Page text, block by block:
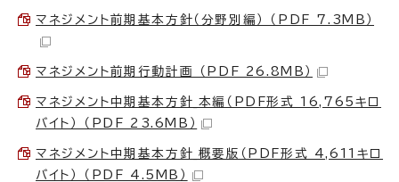
マネジメント前期基本方針（分野別編） （PDF 7.3MB）
マネジメント前期行動計画 （PDF 26.8MB）
マネジメント中期基本方針_本編（PDF形式 16,765キロ
バイト） （PDF 23.6MB）
マネジメント中期基本方針_概要版（PDF形式 4,611キロ
バイト） （PDF 4.5MB）